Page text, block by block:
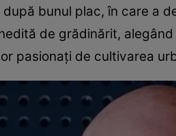
bunul plac, în care a
de grădinărit,
pasionați de cultivarea